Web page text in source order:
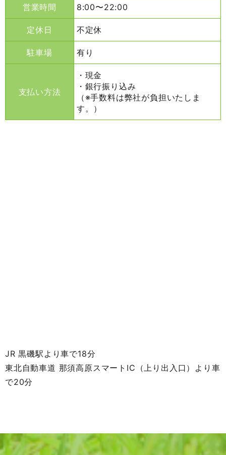
営業時間 8:00〜22:00
定休日 不定休
駐車場 有り
支払い方法
・現金
・銀行振り込み
（※手数料は弊社が負担いたしま
す。）
JR 黒磯駅より車で18分
東北自動車道 那須高原スマートIC（上り出入口）より車
で20分